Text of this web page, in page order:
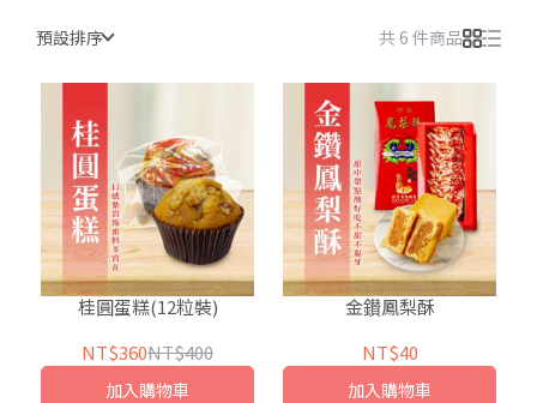
預設排序 共 6 件商品
桂圓蛋糕(12粒裝)
NT$360NT$400
加入購物車
金鑚鳳梨酥
NT$40
加入購物車